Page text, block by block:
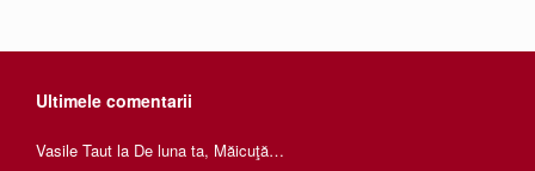
Ultimele comentarii
Vasile Taut la De luna ta, Măicuţă…